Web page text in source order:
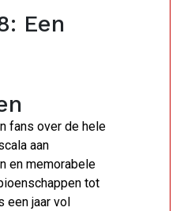
Een
fans over de hele
aan
en memorabele
tot
een jaar vol